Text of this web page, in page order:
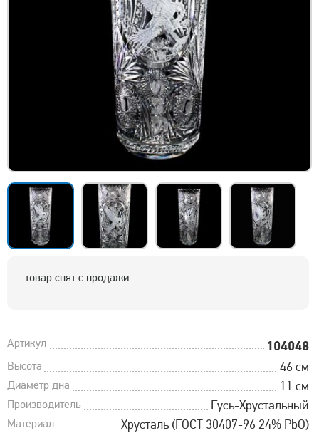
товар снят с продажи
Артикул 104048
Высота 46 см
Диаметр дна 11 см
Производитель Гусь-Хрустальный
Материал
Хрусталь (ГОСТ 30407-96 24% PbO)